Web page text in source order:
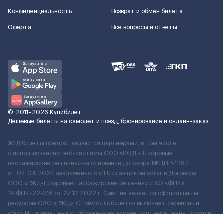
Конфиденциальность
Оферта
Возврат и обмен билета
Все вопросы и ответы
© 2011–2026 Купибилет
Дешёвые билеты на самолёт и поезд, бронирование и онлайн-заказ
Ж/Д билеты предоставляются партнёрами, в том числе
с использованием веб-системы ООО «РЖД – Цифровые
пассажирские решения» на основании договора № ЦПР-1282
от 04.04.2024 заключенного с Поставщиком услуг и Договора
ООО «РЖД-Цифровые пассажирские решения» c АО «ФПК»
№ ФПК-22-316 от 27.12.2022 г. Сайт не является официальным
ресурсом ОАО «РЖД». Стоимость билетов включает сервисный